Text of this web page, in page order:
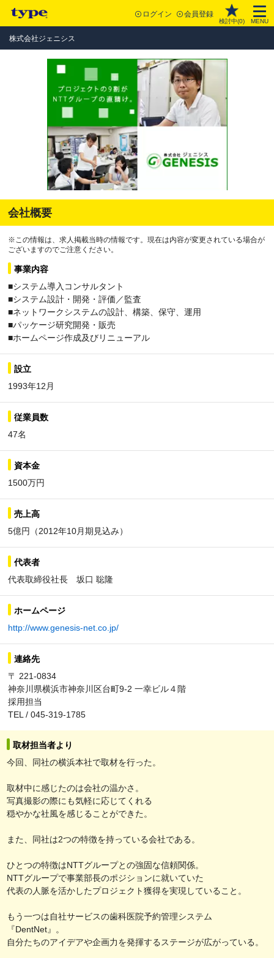
ログイン 会員登録
検討中(0) MENU
株式会社ジェニシス
会社概要
※この情報は、求人掲載当時の情報です。現在は内容が変更されている場合が
ございますのでご注意ください。
事業内容
■システム導入コンサルタント
■システム設計・開発・評価／監査
■ネットワークシステムの設計、構築、保守、運用
■パッケージ研究開発・販売
■ホームページ作成及びリニューアル
設立
1993年12月
従業員数
47名
資本金
1500万円
売上高
5億円（2012年10月期見込み）
代表者
代表取締役社長 坂口 聡隆
ホームページ
http://www.genesis-net.co.jp/
連絡先
〒 221-0834
神奈川県横浜市神奈川区台町9-2 一幸ビル４階
採用担当
TEL / 045-319-1785
取材担当者より
今回、同社の横浜本社で取材を行った。
取材中に感じたのは会社の温かさ。
写真撮影の際にも気軽に応じてくれる
穏やかな社風を感じることができた。
また、同社は2つの特徴を持っている会社である。
ひとつの特徴はNTTグループとの強固な信頼関係。
NTTグループで事業部長のポジションに就いていた
代表の人脈を活かしたプロジェクト獲得を実現していること。
もう一つは自社サービスの歯科医院予約管理システム
『DentNet』。
自分たちのアイデアや企画力を発揮するステージが広がっている。